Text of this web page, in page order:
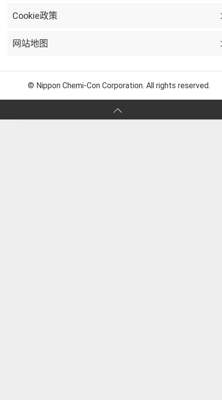
Cookie政策
网站地图
© Nippon Chemi-Con Corporation. All rights reserved.